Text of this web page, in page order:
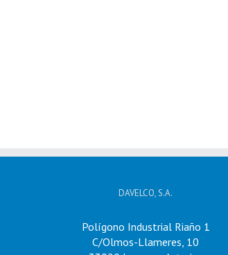
DAVELCO, S.A.
Polígono Industrial Riaño 1
C/Olmos-Llameres, 10